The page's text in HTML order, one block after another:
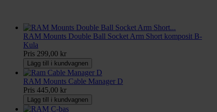
RAM Mounts Double Ball Socket Arm Short komposit B-
Kula
Pris 299,00 kr
Lägg till i kundvagnen
RAM Mounts Cable Manager D
Pris 445,00 kr
Lägg till i kundvagnen